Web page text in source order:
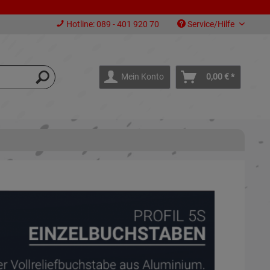
Hotline: 089 - 401 920 70 Service/Hilfe
Mein Konto 0,00 € *